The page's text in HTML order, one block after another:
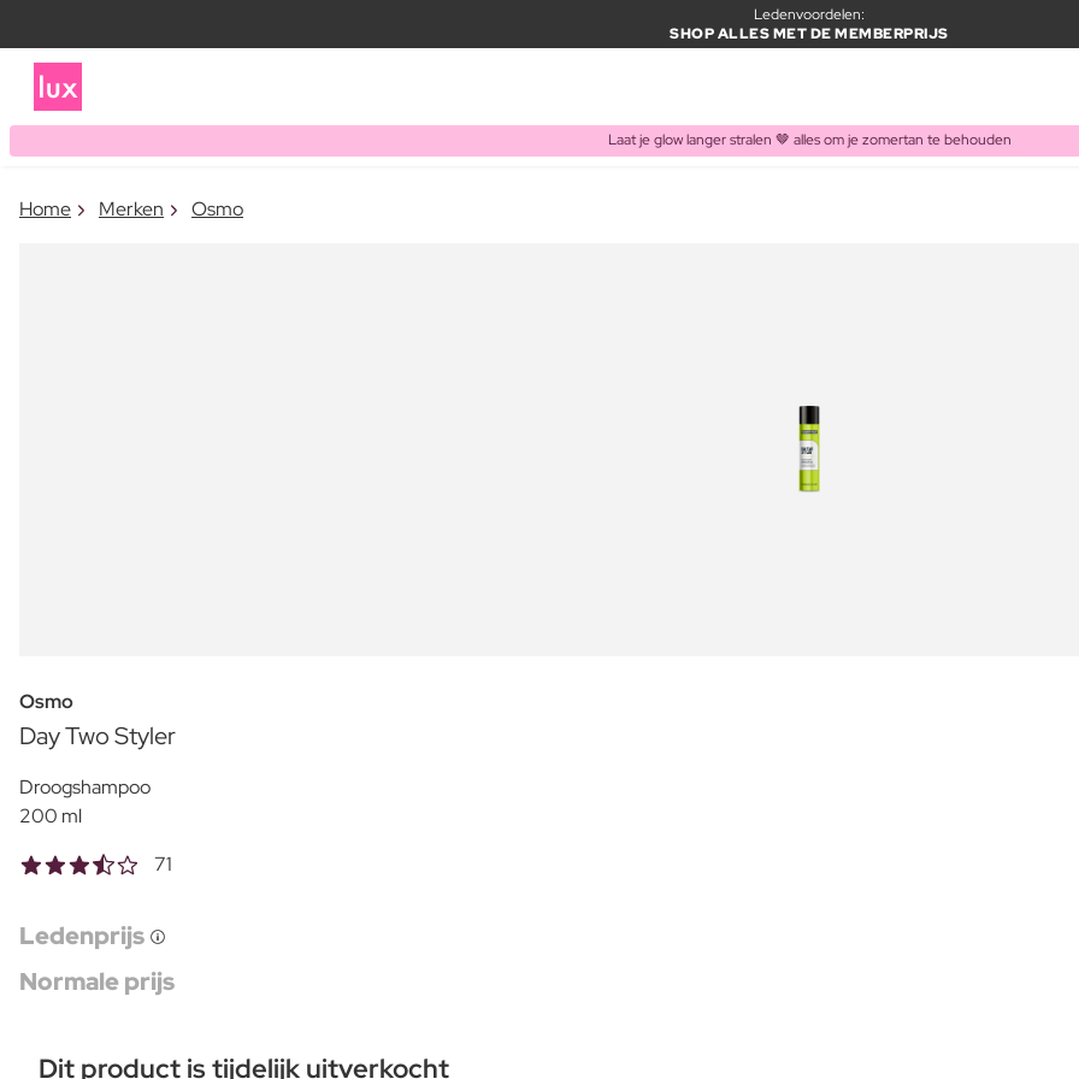
Ledenvoordelen:
SHOP ALLES MET DE MEMBERPRIJS
Laat je glow langer stralen 🤎 alles om je zomertan te behouden
Home Merken Osmo
Osmo
Day Two Styler
Droogshampoo
200 ml
71
Ledenprijs
Normale prijs
Dit product is tijdelijk uitverkocht